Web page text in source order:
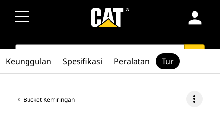
person
SEARCH
Bucket Kemiringan more_vert
Keunggulan Spesifikasi Peralatan Tur